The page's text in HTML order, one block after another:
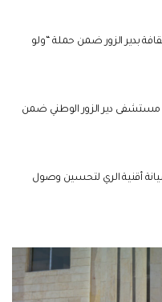
الثقافة بدير الزور ضمن حملة “ولو
في مستشفى دير الزور الوطني ضمن
صيانة أقنية الري لتحسين وصول